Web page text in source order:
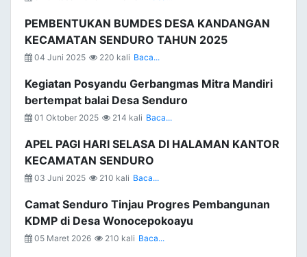
PEMBENTUKAN BUMDES DESA KANDANGAN
KECAMATAN SENDURO TAHUN 2025
04 Juni 2025 220 kali Baca...
Kegiatan Posyandu Gerbangmas Mitra Mandiri
bertempat balai Desa Senduro
01 Oktober 2025 214 kali Baca...
APEL PAGI HARI SELASA DI HALAMAN KANTOR
KECAMATAN SENDURO
03 Juni 2025 210 kali Baca...
Camat Senduro Tinjau Progres Pembangunan
KDMP di Desa Wonocepokoayu
05 Maret 2026 210 kali Baca...